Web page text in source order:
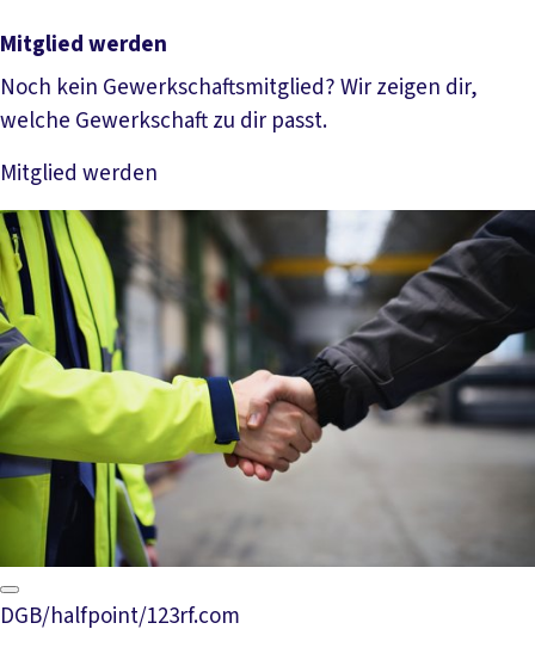
Mitglied werden
Noch kein Gewerkschaftsmitglied? Wir zeigen dir,
welche Gewerkschaft zu dir passt.
Mitglied werden
Mehr lesen
DGB/halfpoint/123rf.com